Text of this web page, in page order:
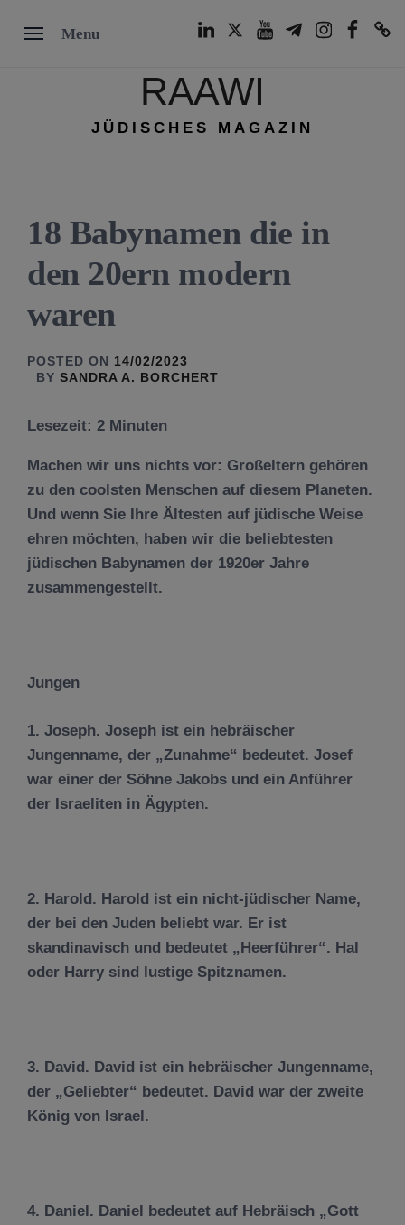
Menu
RAAWI
JÜDISCHES MAGAZIN
18 Babynamen die in
den 20ern modern
waren
POSTED ON 14/02/2023
BY SANDRA A. BORCHERT
Lesezeit: 2 Minuten
Machen wir uns nichts vor: Großeltern gehören
zu den coolsten Menschen auf diesem Planeten.
Und wenn Sie Ihre Ältesten auf jüdische Weise
ehren möchten, haben wir die beliebtesten
jüdischen Babynamen der 1920er Jahre
zusammengestellt.
Jungen
1. Joseph. Joseph ist ein hebräischer
Jungenname, der „Zunahme“ bedeutet. Josef
war einer der Söhne Jakobs und ein Anführer
der Israeliten in Ägypten.
2. Harold. Harold ist ein nicht-jüdischer Name,
der bei den Juden beliebt war. Er ist
skandinavisch und bedeutet „Heerführer“. Hal
oder Harry sind lustige Spitznamen.
3. David. David ist ein hebräischer Jungenname,
der „Geliebter“ bedeutet. David war der zweite
König von Israel.
4. Daniel. Daniel bedeutet auf Hebräisch „Gott